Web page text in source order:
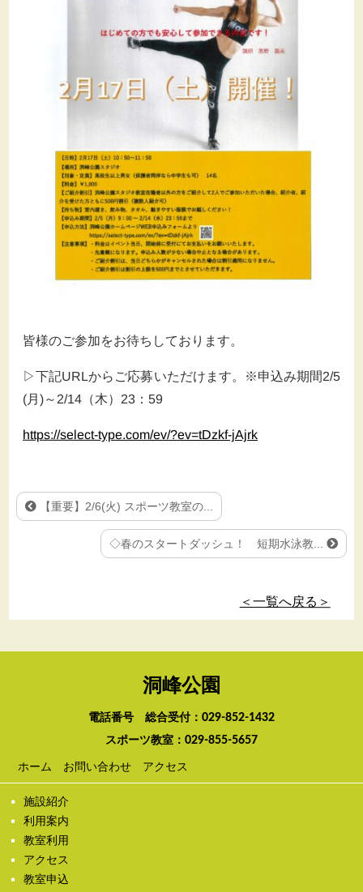
皆様のご参加をお待ちしております。
▷下記URLからご応募いただけます。※申込み期間2/5
(月)～2/14（木）23：59
https://select-type.com/ev/?ev=tDzkf-jAjrk
【重要】2/6(火) スポーツ教室の...
◇春のスタートダッシュ！ 短期水泳教...
＜一覧へ戻る＞
洞峰公園
電話番号 総合受付： 029-852-1432
スポーツ教室： 029-855-5657
ホーム お問い合わせ アクセス
施設紹介
利用案内
教室利用
アクセス
教室申込